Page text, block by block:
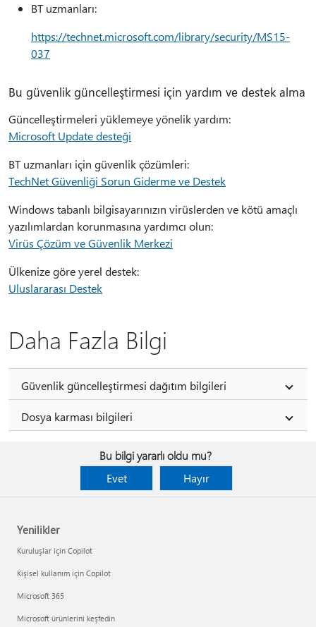
BT uzmanları:
https://technet.microsoft.com/library/security/MS15-
037
Bu güvenlik güncelleştirmesi için yardım ve destek alma
Güncelleştirmeleri yüklemeye yönelik yardım:
Microsoft Update desteği
BT uzmanları için güvenlik çözümleri:
TechNet Güvenliği Sorun Giderme ve Destek
Windows tabanlı bilgisayarınızın virüslerden ve kötü amaçlı
yazılımlardan korunmasına yardımcı olun:
Virüs Çözüm ve Güvenlik Merkezi
Ülkenize göre yerel destek:
Uluslararası Destek
Daha Fazla Bilgi
Güvenlik güncelleştirmesi dağıtım bilgileri
Dosya karması bilgileri
Bu bilgi yararlı oldu mu?
Evet
Hayır
Yenilikler
Kuruluşlar için Copilot
Kişisel kullanım için Copilot
Microsoft 365
Microsoft ürünlerini keşfedin